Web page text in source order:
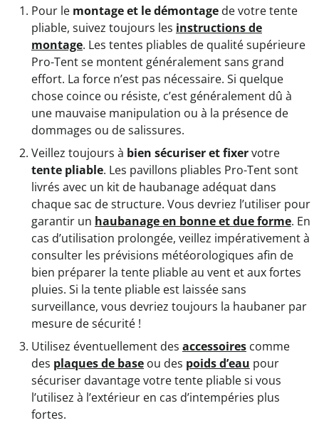
Pour le montage et le démontage de votre tente
pliable, suivez toujours les instructions de
montage. Les tentes pliables de qualité supérieure
Pro-Tent se montent généralement sans grand
effort. La force n’est pas nécessaire. Si quelque
chose coince ou résiste, c’est généralement dû à
une mauvaise manipulation ou à la présence de
dommages ou de salissures.
Veillez toujours à bien sécuriser et fixervotre
tente pliable. Les pavillons pliables Pro-Tent sont
livrés avec un kit de haubanage adéquat dans
chaque sac de structure. Vous devriez l’utiliser pour
garantir un haubanage en bonne et due forme. En
cas d’utilisation prolongée, veillez impérativement à
consulter les prévisions météorologiques afin de
bien préparer la tente pliable au vent et aux fortes
pluies. Si la tente pliable est laissée sans
surveillance, vous devriez toujours la haubaner par
mesure de sécurité !
Utilisez éventuellement des accessoires comme
des plaques de base ou des poids d’eau pour
sécuriser davantage votre tente pliable si vous
l’utilisez à l’extérieur en cas d’intempéries plus
fortes.